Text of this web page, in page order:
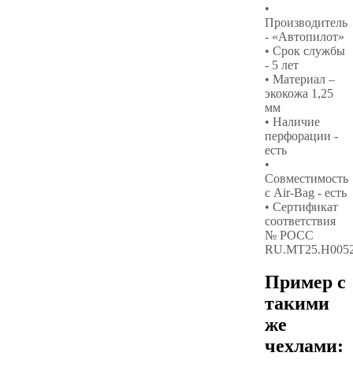
•
Производитель
- «Автопилот»
• Срок службы
- 5 лет
• Материал –
экокожа 1,25
мм
• Наличие
перфорации -
есть
•
Совместимость
с Air-Bag - есть
• Сертификат
соответствия
№ РОСС
Пример с
такими
же
чехлами: